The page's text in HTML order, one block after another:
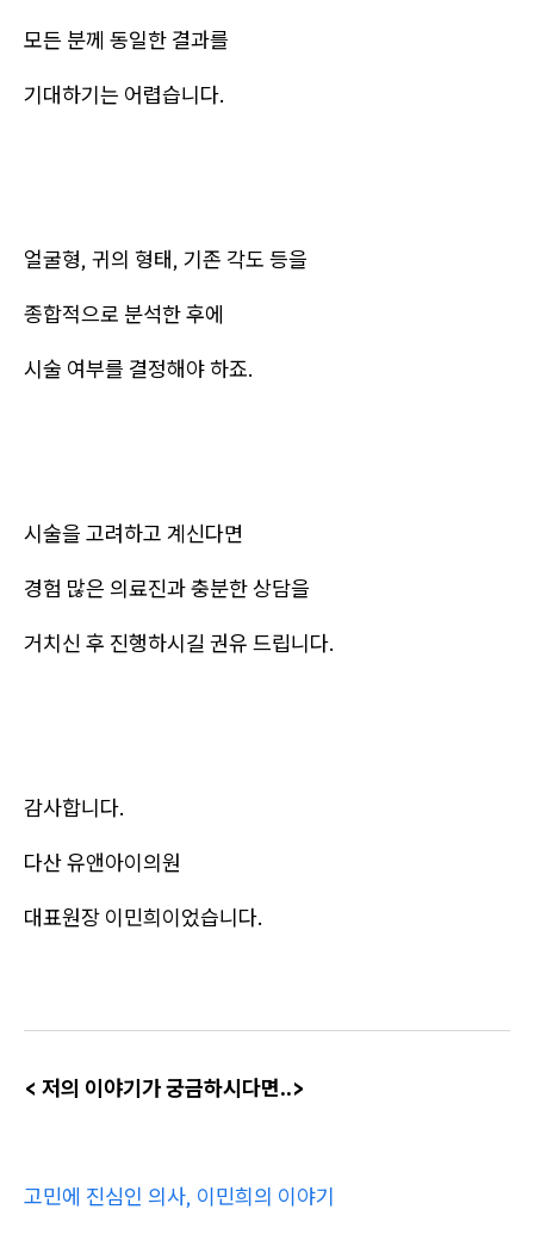
모든 분께 동일한 결과를
기대하기는 어렵습니다.
얼굴형, 귀의 형태, 기존 각도 등을
종합적으로 분석한 후에
시술 여부를 결정해야 하죠.
시술을 고려하고 계신다면
경험 많은 의료진과 충분한 상담을
거치신 후 진행하시길 권유 드립니다.
감사합니다.
다산 유앤아이의원
대표원장 이민희이었습니다.
< 저의 이야기가 궁금하시다면..>
고민에 진심인 의사, 이민희의 이야기